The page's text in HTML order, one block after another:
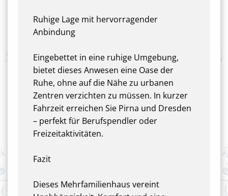
Ruhige Lage mit hervorragender
Anbindung
Eingebettet in eine ruhige Umgebung,
bietet dieses Anwesen eine Oase der
Ruhe, ohne auf die Nähe zu urbanen
Zentren verzichten zu müssen. In kurzer
Fahrzeit erreichen Sie Pirna und Dresden
– perfekt für Berufspendler oder
Freizeitaktivitäten.
Fazit
Dieses Mehrfamilienhaus vereint